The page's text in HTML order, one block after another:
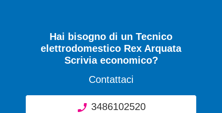
Hai bisogno di un Tecnico
elettrodomestico Rex Arquata
Scrivia economico?
Contattaci
3486102520